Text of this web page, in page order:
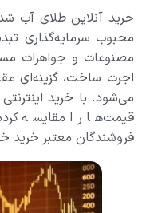
خرید آنلاین طلای آب
محبوب سرمایه‌گذاری
مصنوعات و جواهرات
اجرت ساخت، گزینه‌ای
می‌شود. با خرید
قیمت‌ها را مقایسه
فروشندگان معتبر خرید